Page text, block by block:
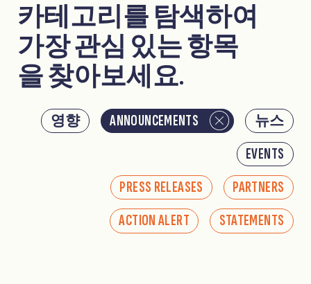
카테고리를 탐색하여
가장 관심 있는 항목
을 찾아보세요.
영향 ANNOUNCEMENTS
뉴스
EVENTS
PRESS RELEASES
PARTNERS
ACTION ALERT
STATEMENTS